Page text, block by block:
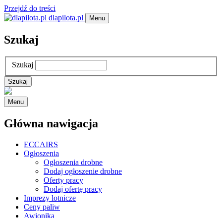
Przejdź do treści
dlapilota.pl
Menu
Szukaj
Szukaj
Menu
Główna nawigacja
ECCAIRS
Ogłoszenia
Ogłoszenia drobne
Dodaj ogłoszenie drobne
Oferty pracy
Dodaj ofertę pracy
Imprezy lotnicze
Ceny paliw
Awionika